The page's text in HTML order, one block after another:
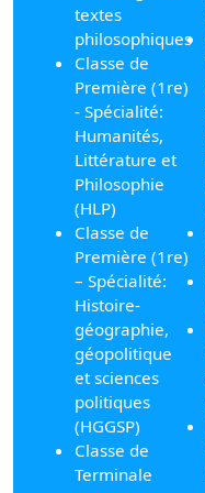
textes
philosophiques
Classe de
Première (1re)
- Spécialité:
Humanités,
Littérature et
Philosophie
(HLP)
Classe de
Première (1re)
– Spécialité:
Histoire-
géographie,
géopolitique
et sciences
politiques
(HGGSP)
Classe de
Terminale